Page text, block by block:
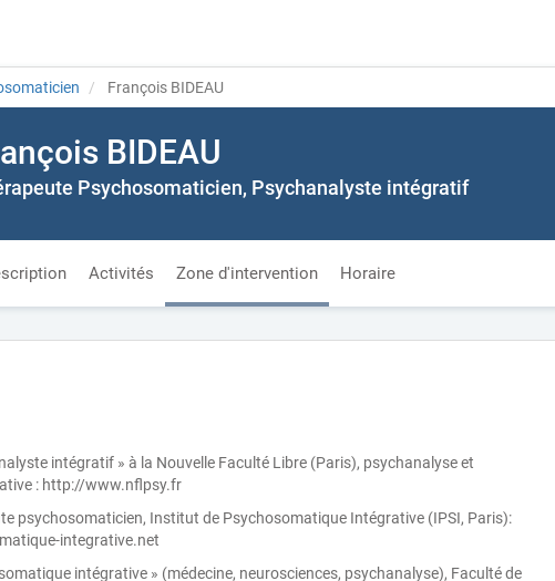
François BIDEAU
BIDEAU
Psychosomaticien, Psychanalyste intégratif
Activités Zone d'intervention Horaire
intégratif » à la Nouvelle Faculté Libre (Paris), psychanalyse et
: http://www.nflpsy.fr
psychosomaticien, Institut de Psychosomatique Intégrative (IPSI, Paris):
integrative.net
intégrative » (médecine, neurosciences, psychanalyse), Faculté de